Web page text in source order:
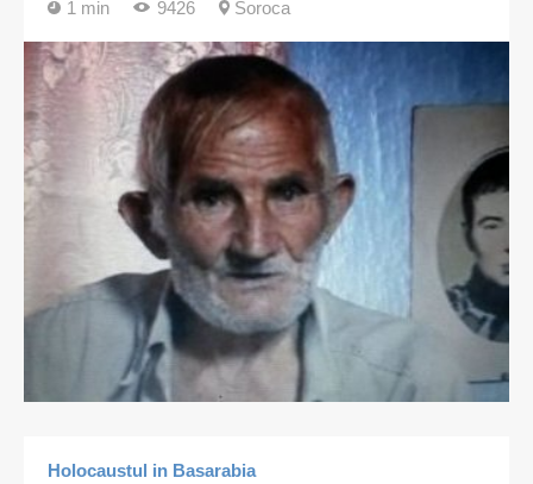
1 min 9426 Soroca
Holocaustul in Basarabia